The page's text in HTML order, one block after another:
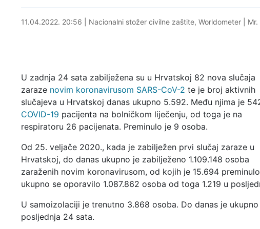
11.04.2022. 21:04
11.04.2022. 20:56 Nacionalni stožer civilne zaštite, Worldometer|
U zadnja 24 sata zabilježena su u Hrvatskoj 82 nova slučaja
zaraze novim koronavirusom SARS-CoV-2 te je broj aktivnih
slučajeva u Hrvatskoj danas ukupno 5.592. Među njima je
COVID-19 pacijenta na bolničkom liječenju, od toga je na
respiratoru 26 pacijenata. Preminulo je 9 osoba.
Od 25. veljače 2020., kada je zabilježen prvi slučaj zaraze u
Hrvatskoj, do danas ukupno je zabilježeno 1.109.148 osoba
zaraženih novim koronavirusom, od kojih je 15.694
ukupno se oporavilo 1.087.862 osoba od toga 1.219 u
U samoizolaciji je trenutno 3.868 osoba. Do danas je
posljednja 24 sata.